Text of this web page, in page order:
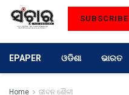
SUBSCRIBE
EPAPER ଓଡିଶା ଭାରତ
Home ଜୀବନ ଶୈଳୀ